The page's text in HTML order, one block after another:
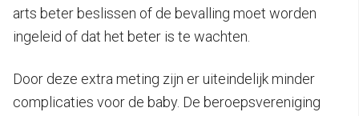
arts beter beslissen of de bevalling moet worden
ingeleid of dat het beter is te wachten.
Door deze extra meting zijn er uiteindelijk minder
complicaties voor de baby. De beroepsvereniging